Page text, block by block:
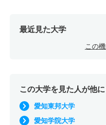
最近見た大学
この
この大学を見た人が他
愛知東邦大学
愛知学院大学